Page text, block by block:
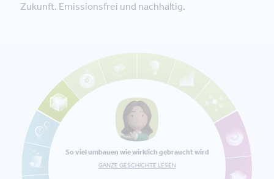
Zukunft. Emissionsfrei und nachhaltig.
So viel umbauen wie wirklich gebraucht wird
GANZE GESCHICHTE LESEN